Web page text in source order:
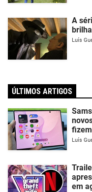
A
Luís
ÚLTIMOS ARTIGOS
Luís
em